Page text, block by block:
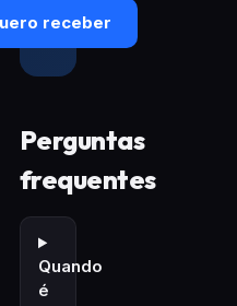
receber
Perguntas
frequentes
Quando
é